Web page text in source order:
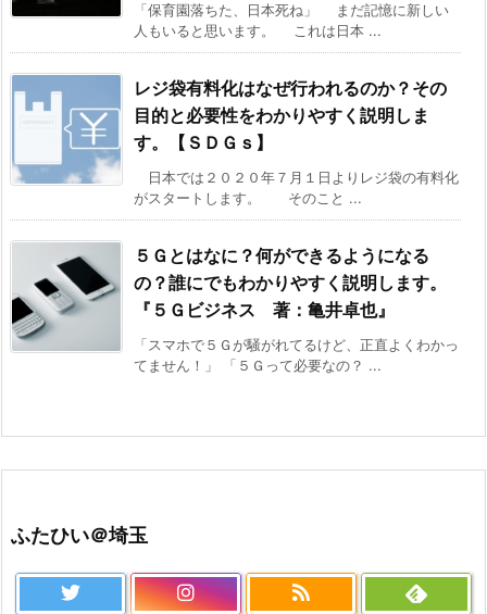
「保育園落ちた、日本死ね」 まだ記憶に新しい
人もいると思います。 これは日本 ...
レジ袋有料化はなぜ行われるのか？その
目的と必要性をわかりやすく説明しま
す。【ＳＤＧｓ】
日本では２０２０年７月１日よりレジ袋の有料化
がスタートします。 そのこと ...
５Ｇとはなに？何ができるようになる
の？誰にでもわかりやすく説明します。
『５Ｇビジネス 著：亀井卓也』
「スマホで５Ｇが騒がれてるけど、正直よくわかっ
てません！」 「５Ｇって必要なの？ ...
ふたひい＠埼玉